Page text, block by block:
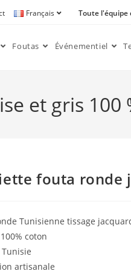
Français Toute l'équipe
Foutas Événementiel
et gris 100
fouta ronde
Tunisienne tissage
coton
artisanale